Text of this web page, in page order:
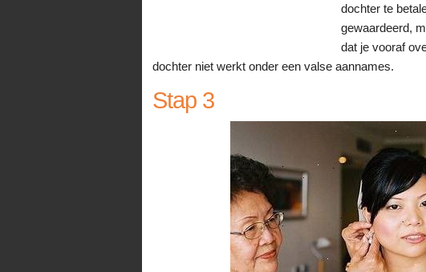
dochter te
gewaardeerd,
dat je vooraf
dochter niet werkt onder een valse aannames.
Stap 3